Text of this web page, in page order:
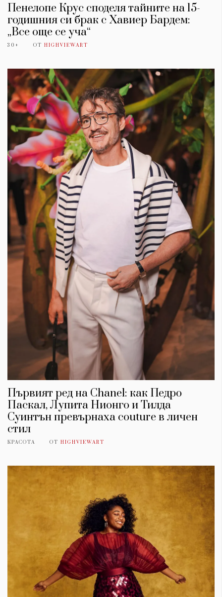
Пенелопе Крус споделя тайните на 15-
годишния си брак с Хавиер Бардем:
„Все още се уча“
30+ ОТ HIGHVIEWART
Първият ред на Chanel: как Педро
Паскал, Лупита Нионго и Тилда
Суинтън превърнаха couture в личен
стил
КРАСОТА ОТ HIGHVIEWART